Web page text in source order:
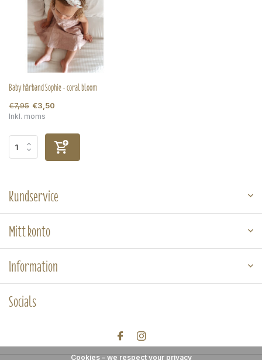
Baby hårband Sophie - coral bloom
€7,95 €3,50
Inkl. moms
Kundservice
Mitt konto
Information
Socials
Cookies – we respect your privacy